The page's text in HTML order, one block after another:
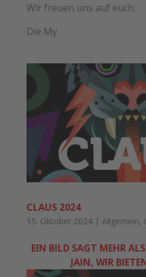
Wir freuen uns auf euch.
Die My
CLAUS 2024
15. Oktober 2024| Allgemein,
EIN BILD SAGT MEHR
JAIN, WIR